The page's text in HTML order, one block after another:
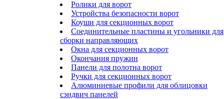
Ролики для ворот
Устройства безопасности ворот
Коуши для секционных ворот
Соединительные пластины и угольники для
сборки направляющих
Окна для секционных ворот
Окончания пружин
Панели для полотна ворот
Ручки для секционных ворот
Алюминиевые профили для облицовки
сэндвич панелей